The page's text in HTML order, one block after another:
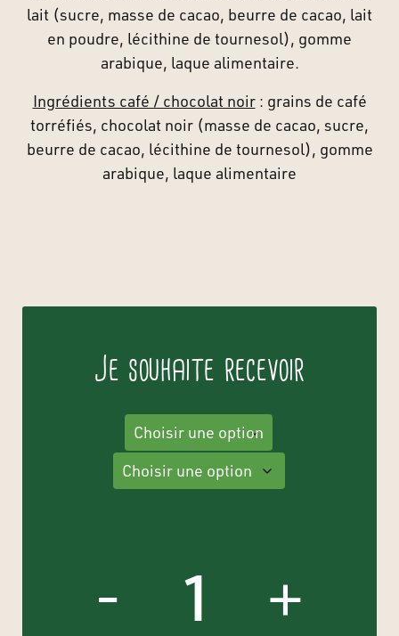
lait (sucre, masse de cacao, beurre de cacao, lait
en poudre, lécithine de tournesol), gomme
arabique, laque alimentaire.
Ingrédients café / chocolat noir: grains de café
torréfiés, chocolat noir (masse de cacao, sucre,
beurre de cacao, lécithine de tournesol), gomme
arabique, laque alimentaire
Je souhaite recevoir
grains
- +